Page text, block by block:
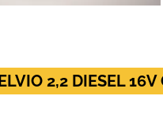
2,2 DIESEL 16V